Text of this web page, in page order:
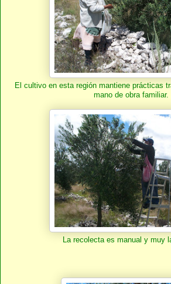
El cultivo en esta región mantiene prácticas
mano de obra familiar.
La recolecta es manual y muy